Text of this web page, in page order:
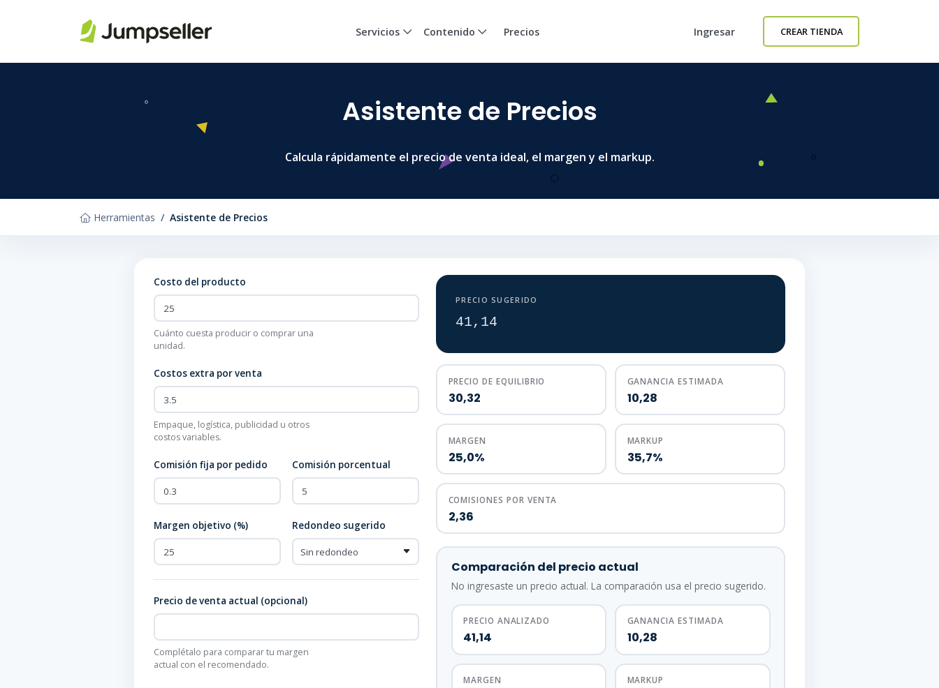
Servicios Contenido Precios Ingresar CREAR TIENDA
Asistente de Precios
Calcula rápidamente el precio de venta ideal, el margen y el markup.
Herramientas Asistente de Precios
Costo del producto
Cuánto cuesta producir o comprar una
unidad.
Costos extra por venta
Empaque, logística, publicidad u otros
costos variables.
Comisión fija por pedido Comisión porcentual
Margen objetivo (%) Redondeo sugerido
Precio de venta actual (opcional)
Complétalo para comparar tu margen
actual con el recomendado.
PRECIO SUGERIDO
41,14
PRECIO DE EQUILIBRIO
30,32
GANANCIA ESTIMADA
10,28
MARGEN
25,0%
MARKUP
35,7%
COMISIONES POR VENTA
2,36
Comparación del precio actual
No ingresaste un precio actual. La comparación usa el precio sugerido.
PRECIO ANALIZADO
41,14
GANANCIA ESTIMADA
10,28
MARGEN MARKUP